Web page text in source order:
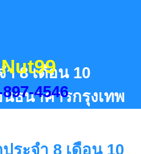
4546
8 เดือน 10
นธนาคารกรุงเทพ